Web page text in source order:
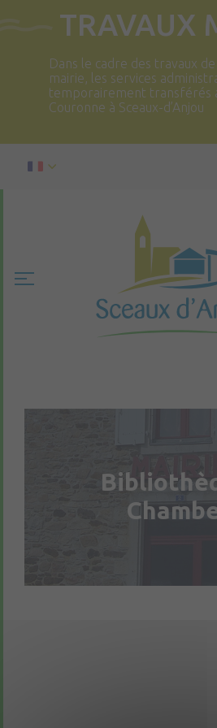
TRAVAUX
Dans le cadre des travaux
mairie, les services
temporairement transférés
Couronne à Sceaux-d’Anjou